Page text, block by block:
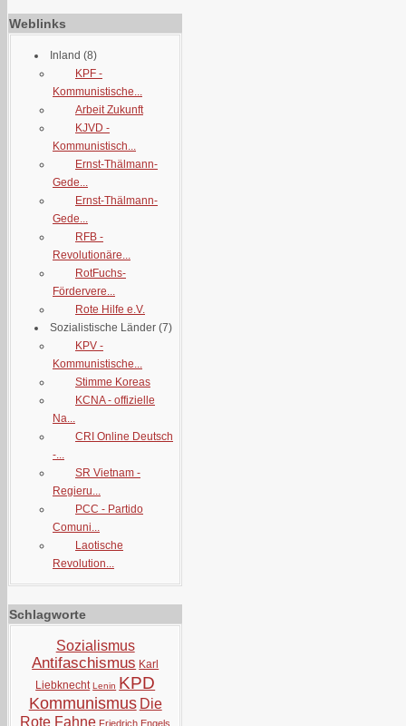
Weblinks
Inland (8)
KPF -
Kommunistische...
Arbeit Zukunft
KJVD -
Kommunistisch...
Ernst-Thälmann-
Gede...
Ernst-Thälmann-
Gede...
RFB -
Revolutionäre...
RotFuchs-
Fördervere...
Rote Hilfe e.V.
Sozialistische Länder (7)
KPV -
Kommunistische...
Stimme Koreas
KCNA - offizielle
Na...
CRI Online Deutsch
-...
SR Vietnam -
Regieru...
PCC - Partido
Comuni...
Laotische
Revolution...
Schlagworte
Sozialismus
Antifaschismus Karl
Liebknecht Lenin KPD
Kommunismus Die
Rote Fahne Friedrich Engels